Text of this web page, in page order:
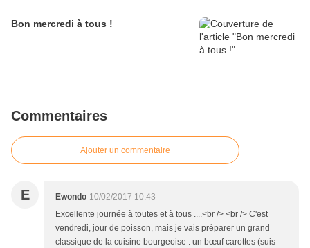
Bon mercredi à tous !
Commentaires
Ajouter un commentaire
E Ewondo 10/02/2017 10:43
Excellente journée à toutes et à tous ....<br /> <br /> C'est
vendredi, jour de poisson, mais je vais préparer un grand
classique de la cuisine bourgeoise : un bœuf carottes (suis